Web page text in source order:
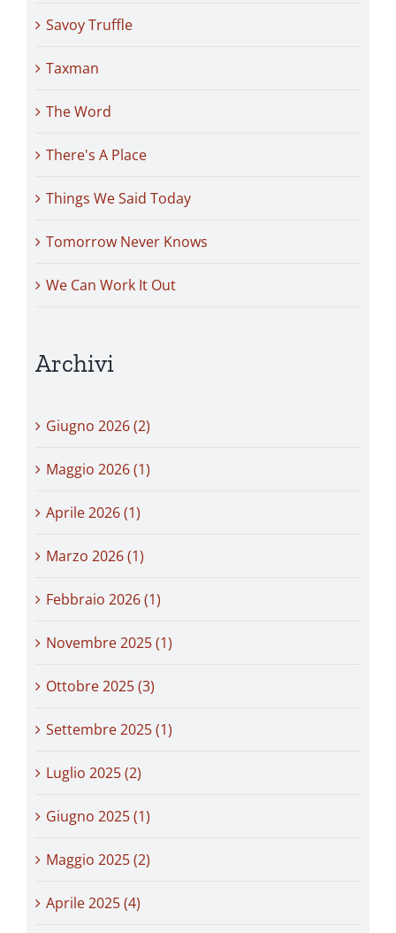
Savoy Truffle
Taxman
The Word
There's A Place
Things We Said Today
Tomorrow Never Knows
We Can Work It Out
Archivi
Giugno 2026 (2)
Maggio 2026 (1)
Aprile 2026 (1)
Marzo 2026 (1)
Febbraio 2026 (1)
Novembre 2025 (1)
Ottobre 2025 (3)
Settembre 2025 (1)
Luglio 2025 (2)
Giugno 2025 (1)
Maggio 2025 (2)
Aprile 2025 (4)